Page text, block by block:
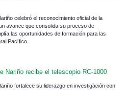
celebró el reconocimiento oficial de la
avance que consolida su proceso de
las oportunidades de formación para las
Pacífico.
Nariño recibe el telescopio RC-1000
fortalece su liderazgo en investigación con